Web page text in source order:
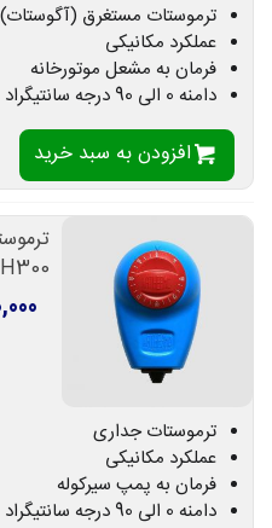
ترموستات مستغرق (آگوستات)
عملکرد مکانیکی
فرمان به مشعل موتورخانه
دامنه 0 الی 90 درجه سانتیگراد
افزودن به سبد خرید
ترموستات جداری
عملکرد مکانیکی
فرمان به پمپ سیرکوله
دامنه 0 الی 90 درجه سانتیگراد